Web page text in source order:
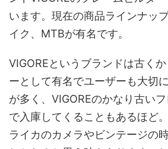
います。現在の商品ラインナッ
イク、MTBが有名です。
VIGOREというブランドは古く
ーとして有名でユーザーも大切
が多く、VIGOREのかなり古い
で入庫してくることもあるほど
ライカのカメラやビンテージの